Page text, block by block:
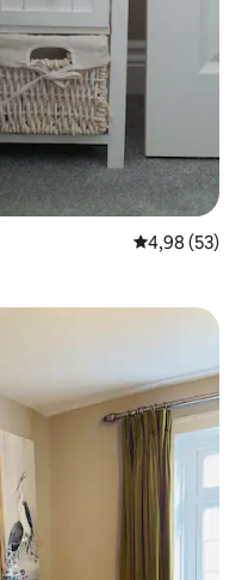
Średnia
4,98 (53)